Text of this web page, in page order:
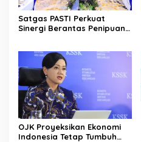
Satgas PASTI Perkuat
Sinergi Berantas Penipuan
OJK Proyeksikan Ekonomi
Indonesia Tetap Tumbuh